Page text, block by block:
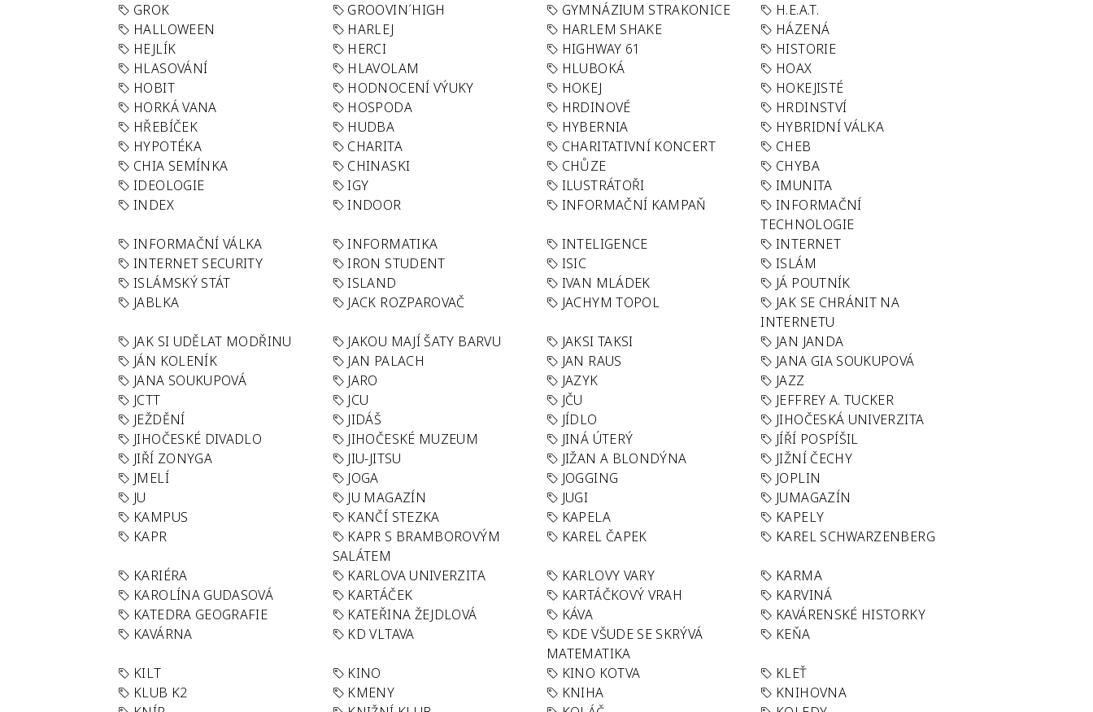
GROK
GROOVIN´HIGH GYMNÁZIUM STRAKONICE
H.E.A.T.
HALLOWEEN
HARLEJ HARLEM SHAKE
HÁZENÁ
HEJLÍK
HERCI HIGHWAY 61
HISTORIE
HLASOVÁNÍ
HLAVOLAM HLUBOKÁ
HOAX
HOBIT
HODNOCENÍ VÝUKY HOKEJ
HOKEJISTÉ
HORKÁ VANA
HOSPODA HRDINOVÉ
HRDINSTVÍ
HŘEBÍČEK
HUDBA HYBERNIA
HYBRIDNÍ VÁLKA
HYPOTÉKA
CHARITA CHARITATIVNÍ KONCERT
CHEB
CHIA SEMÍNKA
CHINASKI CHŮZE
CHYBA
IDEOLOGIE
IGY ILUSTRÁTOŘI
IMUNITA
INDEX
INDOOR INFORMAČNÍ KAMPAŇ
INFORMAČNÍ
TECHNOLOGIE
INFORMAČNÍ VÁLKA
INFORMATIKA INTELIGENCE
INTERNET
INTERNET SECURITY
IRON STUDENT ISIC
ISLÁM
ISLÁMSKÝ STÁT
ISLAND IVAN MLÁDEK
JÁ POUTNÍK
JABLKA
JACK ROZPAROVAČ JACHYM TOPOL
JAK SE CHRÁNIT NA
INTERNETU
JAK SI UDĚLAT MODŘINU
JAKOU MAJÍ ŠATY BARVU JAKSI TAKSI
JAN JANDA
JÁN KOLENÍK
JAN PALACH JAN RAUS
JANA GIA SOUKUPOVÁ
JANA SOUKUPOVÁ
JARO JAZYK
JAZZ
JCTT
JCU JČU
JEFFREY A. TUCKER
JEŽDĚNÍ
JIDÁŠ JÍDLO
JIHOČESKÁ UNIVERZITA
JIHOČESKÉ DIVADLO
JIHOČESKÉ MUZEUM JINÁ ÚTERÝ
JÍŘÍ POSPÍŠIL
JIŘÍ ZONYGA
JIU-JITSU JIŽAN A BLONDÝNA
JIŽNÍ ČECHY
JMELÍ
JOGA JOGGING
JOPLIN
JU
JU MAGAZÍN JUGI
JUMAGAZÍN
KAMPUS
KANČÍ STEZKA KAPELA
KAPELY
KAPR
KAPR S BRAMBOROVÝM
SALÁTEM
KAREL ČAPEK KAREL SCHWARZENBERG
KARIÉRA KARLOVA UNIVERZITA KARLOVY VARY
KARMA
KAROLÍNA GUDASOVÁ
KARTÁČEK KARTÁČKOVÝ VRAH
KARVINÁ
KATEDRA GEOGRAFIE
KATEŘINA ŽEJDLOVÁ KÁVA
KAVÁRENSKÉ HISTORKY
KAVÁRNA
KD VLTAVA
KDE VŠUDE SE SKRÝVÁ
MATEMATIKA
KEŇA
KILT KINO KINO KOTVA
KLEŤ
KLUB K2
KMENY KNIHA
KNIHOVNA